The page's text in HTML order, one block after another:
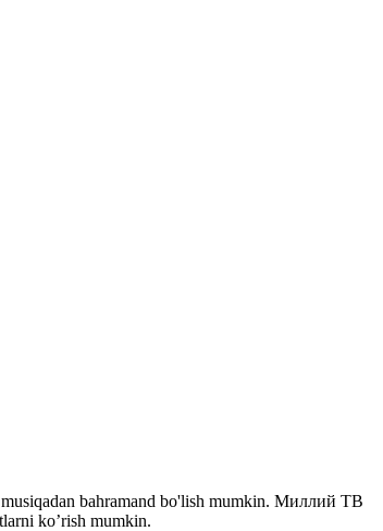
bahramand bo'lish mumkin. Миллий ТВ
ko’rish mumkin.